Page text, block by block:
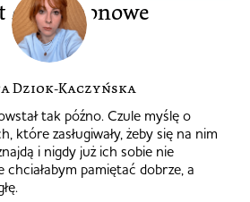
cynamonowe
Dziok-Kaczyńska
tak późno. Czule myślę o
które zasługiwały, żeby się na nim
i nigdy już ich sobie nie
pamiętać dobrze, a